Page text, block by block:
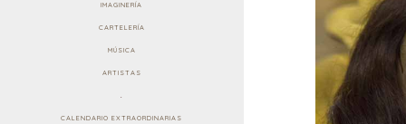
IMAGINERÍA
CARTELERÍA
MÚSICA
ARTISTAS
.
CALENDARIO EXTRAORDINARIAS